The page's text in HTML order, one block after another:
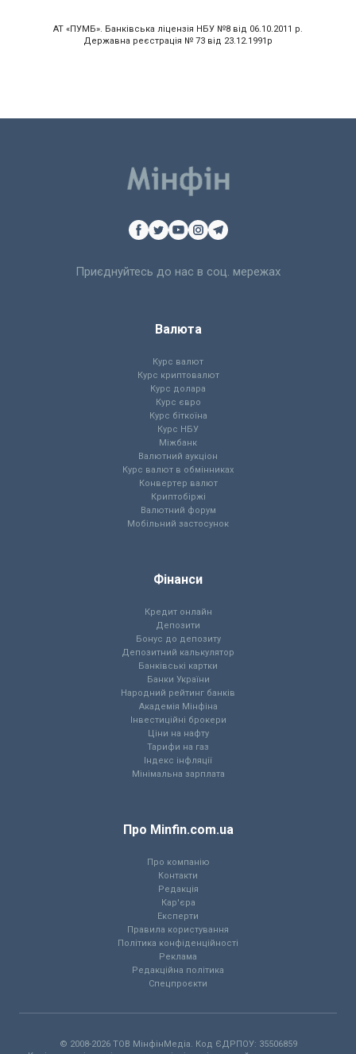
АТ «ПУМБ». Банківська ліцензія НБУ №8 від 06.10.2011 р.
Державна реєстрація № 73 від 23.12.1991р
Приєднуйтесь до нас в соц. мережах
Валюта
Курс валют
Курс криптовалют
Курс долара
Курс євро
Курс біткоїна
Курс НБУ
Міжбанк
Валютний аукціон
Курс валют в обмінниках
Конвертер валют
Криптобіржі
Валютний форум
Мобільний застосунок
Фінанси
Кредит онлайн
Депозити
Бонус до депозиту
Депозитний калькулятор
Банківські картки
Банки України
Народний рейтинг банків
Академія Мінфіна
Інвестиційні брокери
Ціни на нафту
Тарифи на газ
Індекс інфляції
Мінімальна зарплата
Про Minfin.com.ua
Про компанію
Контакти
Редакція
Кар'єра
Експерти
Правила користування
Політика конфіденційності
Реклама
Редакційна політика
Спецпроєкти
© 2008-2026 ТОВ МiнфiнМедiа. Код ЄДРПОУ: 35506859